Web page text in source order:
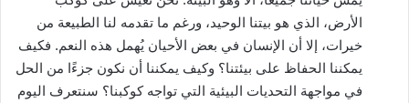
الأرض، الذي هو بيتنا الوحيد، ورغم ما تقدمه لنا الطبيعة من
خيرات، إلا أن الإنسان في بعض الأحيان يُهمل هذه النعم. فكيف
يمكننا الحفاظ على بيئتنا؟ وكيف يمكننا أن نكون جزءًا من الحل
في مواجهة التحديات البيئية التي تواجه كوكبنا؟ سنتعرف اليوم